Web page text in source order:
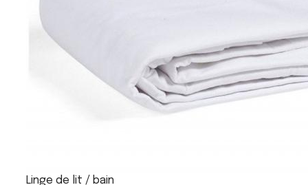
Linge de lit / bain